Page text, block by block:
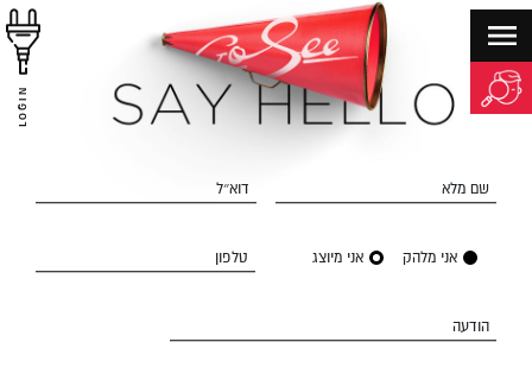
LOGIN
שם מלא דוא״ל
אני מלהק אני מיוצג טלפון
הודעה